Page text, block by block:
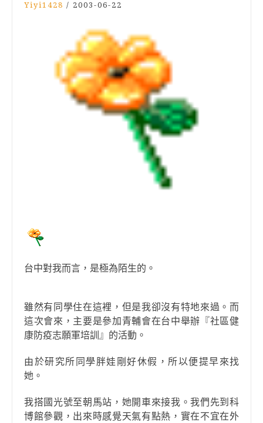
Yiyi1428 / 2003-06-22
台中對我而言，是極為陌生的。
雖然有同學住在這裡，但是我卻沒有特地來過。而
這次會來，主要是參加青輔會在台中舉辦『社區健
康防疫志願軍培訓』的活動。
由於研究所同學胖娃剛好休假，所以便提早來找
她。
我搭國光號至朝馬站，她開車來接我。我們先到科
博館參觀，出來時感覺天氣有點熱，實在不宜在外